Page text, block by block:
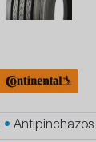
• Antipinchazos